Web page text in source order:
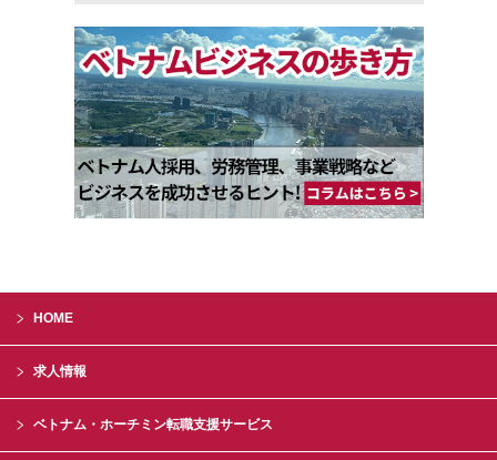
HOME
求人情報
ベトナム・ホーチミン転職支援サービス